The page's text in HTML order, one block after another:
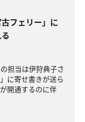
古フェリー」に
担当は伊狩典子さ
に寄せ書きが送ら
開通するのに伴